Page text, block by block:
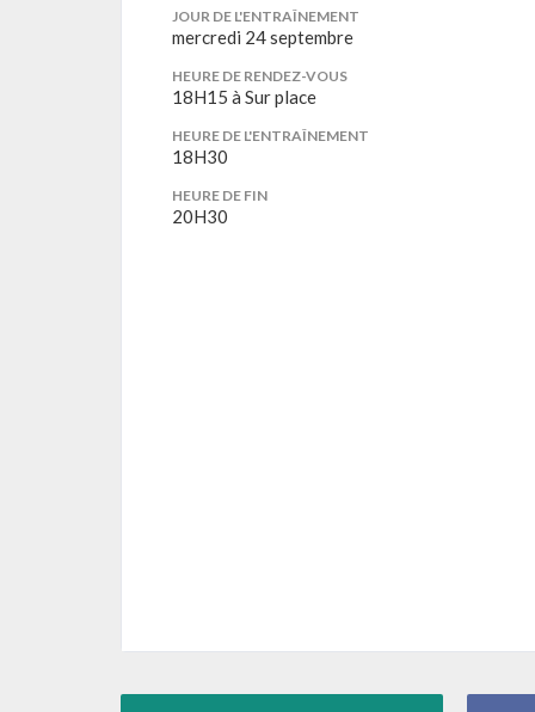
JOUR DE L'ENTRAÎNEMENT
mercredi 24 septembre
HEURE DE RENDEZ-VOUS
18H15 à Sur place
HEURE DE L'ENTRAÎNEMENT
18H30
HEURE DE FIN
20H30